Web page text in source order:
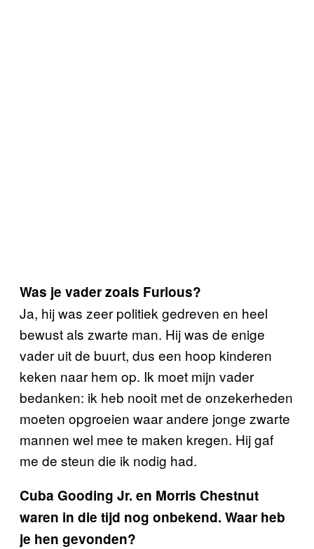
Was je vader zoals Furious?
Ja, hij was zeer politiek gedreven en heel
bewust als zwarte man. Hij was de enige
vader uit de buurt, dus een hoop kinderen
keken naar hem op. Ik moet mijn vader
bedanken: ik heb nooit met de onzekerheden
moeten opgroeien waar andere jonge zwarte
mannen wel mee te maken kregen. Hij gaf
me de steun die ik nodig had.
Cuba Gooding Jr. en Morris Chestnut
waren in die tijd nog onbekend. Waar heb
je hen gevonden?